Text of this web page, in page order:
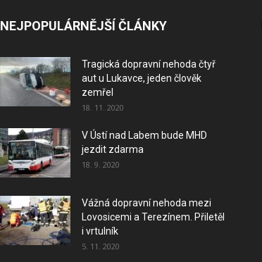
NEJPOPULÁRNĚJŠÍ ČLÁNKY
Tragická dopravní nehoda čtyř
aut u Lukavce, jeden člověk
zemřel
18. 11. 2020
V Ústí nad Labem bude MHD
jezdit zdarma
18. 9. 2020
Vážná dopravní nehoda mezi
Lovosicemi a Terezínem. Přiletěl
i vrtulník
5. 11. 2020